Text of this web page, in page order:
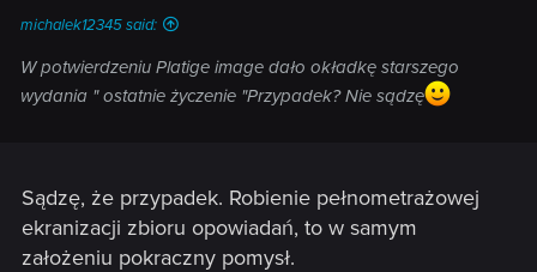
michalek12345 said:
W potwierdzeniu Platige image dało okładkę starszego
wydania " ostatnie życzenie "Przypadek? Nie sądzę
Sądzę, że przypadek. Robienie pełnometrażowej
ekranizacji zbioru opowiadań, to w samym
założeniu pokraczny pomysł.